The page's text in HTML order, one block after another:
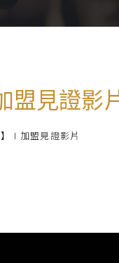
盟見證影
I 加盟見證影片